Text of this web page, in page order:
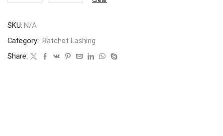
SKU: N/A
Category: Ratchet Lashing
Share: